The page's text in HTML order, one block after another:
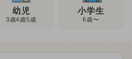
幼児
3歳4歳5歳
小学生
6歳〜